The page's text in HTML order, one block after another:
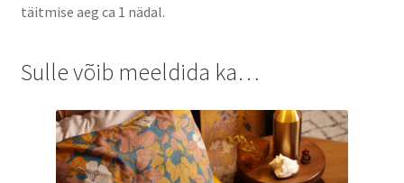
täitmise aeg ca 1 nädal.
Sulle võib meeldida ka…